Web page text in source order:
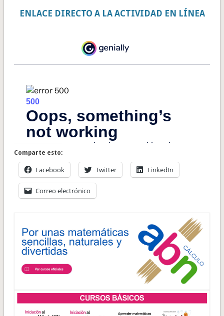
ENLACE DIRECTO A LA ACTIVIDAD EN LÍNEA
Comparte esto:
Facebook Twitter LinkedIn
Correo electrónico